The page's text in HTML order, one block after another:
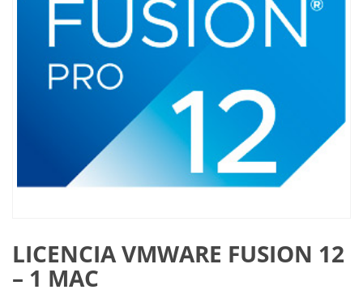
LICENCIA VMWARE FUSION 12
– 1 MAC